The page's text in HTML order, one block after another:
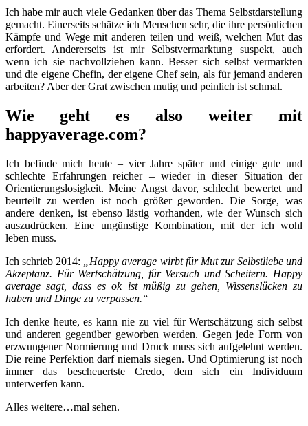
Ich habe mir auch viele Gedanken über das Thema Selbstdarstellung
gemacht. Einerseits schätze ich Menschen sehr, die ihre persönlichen
Kämpfe und Wege mit anderen teilen und weiß, welchen Mut das
erfordert. Andererseits ist mir Selbstvermarktung suspekt, auch
wenn ich sie nachvollziehen kann. Besser sich selbst vermarkten
und die eigene Chefin, der eigene Chef sein, als für jemand anderen
arbeiten? Aber der Grat zwischen mutig und peinlich ist schmal.
Wie geht es also weiter mit
happyaverage.com?
Ich befinde mich heute – vier Jahre später und einige gute und
schlechte Erfahrungen reicher – wieder in dieser Situation der
Orientierungslosigkeit. Meine Angst davor, schlecht bewertet und
beurteilt zu werden ist noch größer geworden. Die Sorge, was
andere denken, ist ebenso lästig vorhanden, wie der Wunsch sich
auszudrücken. Eine ungünstige Kombination, mit der ich wohl
leben muss.
Ich schrieb 2014: „Happy average wirbt für Mut zur Selbstliebe und
Akzeptanz. Für Wertschätzung, für Versuch und Scheitern. Happy
average sagt, dass es ok ist müßig zu gehen, Wissenslücken zu
haben und Dinge zu verpassen.“
Ich denke heute, es kann nie zu viel für Wertschätzung sich selbst
und anderen gegenüber geworben werden. Gegen jede Form von
erzwungener Normierung und Druck muss sich aufgelehnt werden.
Die reine Perfektion darf niemals siegen. Und Optimierung ist noch
immer das bescheuertste Credo, dem sich ein Individuum
unterwerfen kann.
Alles weitere…mal sehen.